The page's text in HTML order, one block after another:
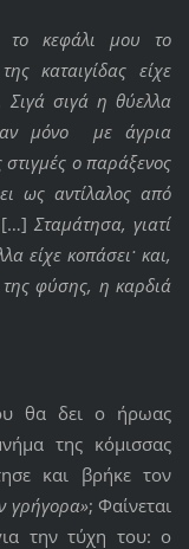
κεφάλι μου το
καταιγίδας είχε
Σιγά σιγά η θύελλα
μόνο με άγρια
ο παράξενος
ως αντίλαλος από
[…] Σταμάτησα, γιατί
είχε κοπάσει· και,
της φύσης, η καρδιά
θα δει ο ήρωας
της κόμισσας
και βρήκε τον
γρήγορα»; Φαίνεται
την τύχη του: ο